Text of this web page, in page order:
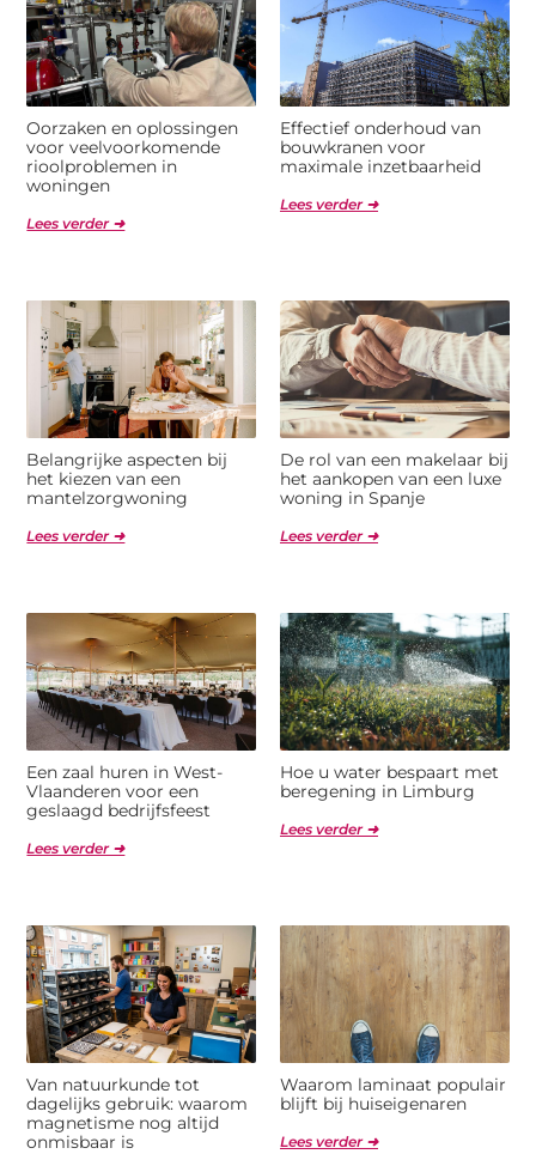
Oorzaken en oplossingen
voor veelvoorkomende
rioolproblemen in
woningen
Lees verder ➜
Effectief onderhoud van
bouwkranen voor
maximale inzetbaarheid
Lees verder ➜
Belangrijke aspecten bij
het kiezen van een
mantelzorgwoning
Lees verder ➜
De rol van een makelaar bij
het aankopen van een luxe
woning in Spanje
Lees verder ➜
Een zaal huren in West-
Vlaanderen voor een
geslaagd bedrijfsfeest
Lees verder ➜
Hoe u water bespaart met
beregening in Limburg
Lees verder ➜
Van natuurkunde tot
dagelijks gebruik: waarom
magnetisme nog altijd
onmisbaar is
Waarom laminaat populair
blijft bij huiseigenaren
Lees verder ➜